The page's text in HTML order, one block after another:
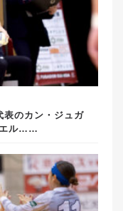
表のカン・ジュガ
エル……